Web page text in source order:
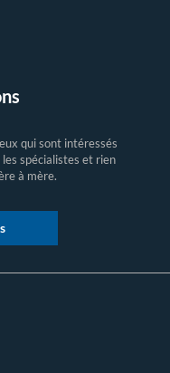
qui sont intéressés
spécialistes et rien
à mère.